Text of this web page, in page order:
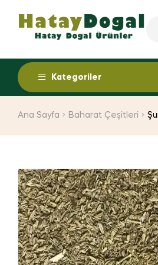
Kategoriler
Ana Sayfa Baharat Çeşitleri